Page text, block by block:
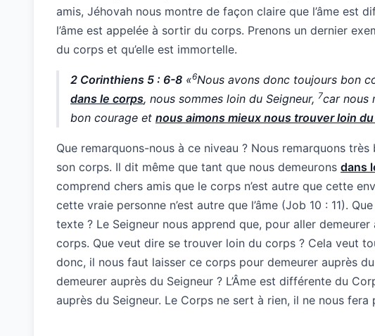
amis, Jéhovah nous montre de façon claire que l’âme est
l’âme est appelée à sortir du corps. Prenons un dernier
du corps et qu’elle est immortelle.
2 Corinthiens 5 : 6-8 «6Nous avons donc toujours bon
dans le corps, nous sommes loin du Seigneur, 7car nous
bon courage et nous aimons mieux nous trouver loin
Que remarquons-nous à ce niveau ? Nous remarquons
son corps. Il dit même que tant que nous demeurons dans
comprend chers amis que le corps n’est autre que cette
cette vraie personne n’est autre que l’âme (Job 10 : 11).
texte ? Le Seigneur nous apprend que, pour aller
corps. Que veut dire se trouver loin du corps ? Cela veut
donc, il nous faut laisser ce corps pour demeurer auprès
demeurer auprès du Seigneur ? L’Âme est différente du
auprès du Seigneur. Le Corps ne sert à rien, il ne nous